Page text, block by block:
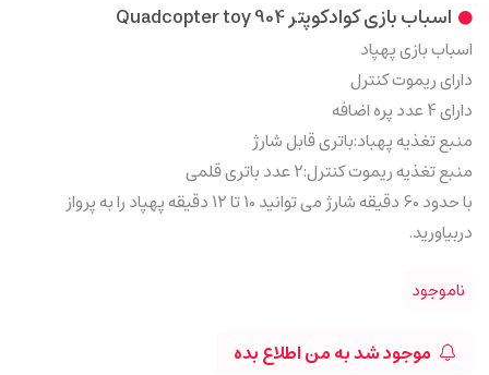
اسباب بازی کوادکوپتر Quadcopter toy 904
اسباب بازی پهپاد
دارای ریموت کنترل
دارای 4 عدد پره اضافه
منبع تغذیه پهباد:باتری قابل شارژ
منبع تغذیه ریموت کنترل:2 عدد باتری قلمی
با حدود 60 دقیقه شارژ می توانید 10 تا 12 دقیقه پهپاد را به پرواز
دربیاورید.
ناموجود
موجود شد به من اطلاع بده